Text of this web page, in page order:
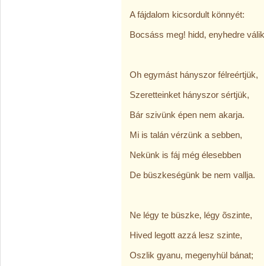
A fájdalom kicsordult könnyét:
Bocsáss meg! hidd, enyhedre
Oh egymást hányszor félreértjük,
Szeretteinket hányszor sértjük,
Bár szivünk épen nem akarja.
Mi is talán vérzünk a sebben,
Nekünk is fáj még élesebben
De büszkeségünk be nem vallja.
Ne légy te büszke, légy õszinte,
Hived legott azzá lesz szinte,
Oszlik gyanu, megenyhül bánat;